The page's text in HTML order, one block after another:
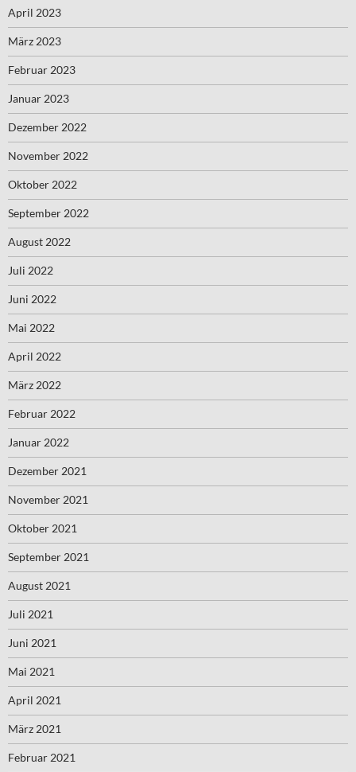
April 2023
März 2023
Februar 2023
Januar 2023
Dezember 2022
November 2022
Oktober 2022
September 2022
August 2022
Juli 2022
Juni 2022
Mai 2022
April 2022
März 2022
Februar 2022
Januar 2022
Dezember 2021
November 2021
Oktober 2021
September 2021
August 2021
Juli 2021
Juni 2021
Mai 2021
April 2021
März 2021
Februar 2021